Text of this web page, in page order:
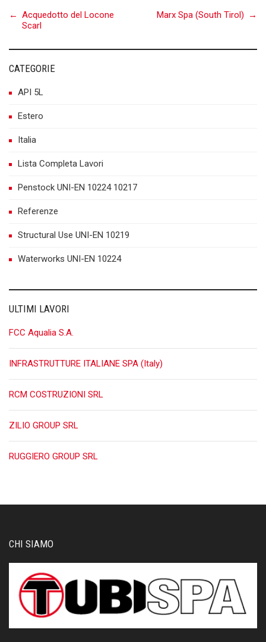
Post
navigation
← Acquedotto del Locone
Scarl
Marx Spa (South Tirol) →
CATEGORIE
API 5L
Estero
Italia
Lista Completa Lavori
Penstock UNI-EN 10224 10217
Referenze
Structural Use UNI-EN 10219
Waterworks UNI-EN 10224
ULTIMI LAVORI
FCC Aqualia S.A.
INFRASTRUTTURE ITALIANE SPA (Italy)
RCM COSTRUZIONI SRL
ZILIO GROUP SRL
RUGGIERO GROUP SRL
CHI SIAMO